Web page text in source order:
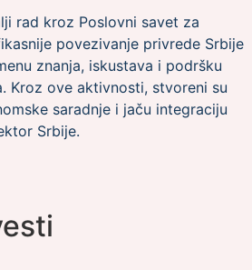
rad kroz Poslovni savet za
povezivanje privrede Srbije
znanja, iskustava i podršku
Kroz ove aktivnosti, stvoreni su
saradnje i jaču integraciju
Srbije.